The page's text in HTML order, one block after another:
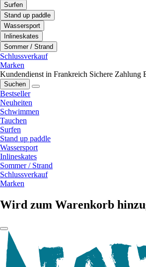
Surfen
Stand up paddle
Wassersport
Inlineskates
Sommer / Strand
Schlussverkauf
Marken
Kundendienst in Frankreich Sichere Zahlung
Suchen
Bestseller
Neuheiten
Schwimmen
Tauchen
Surfen
Stand up paddle
Wassersport
Inlineskates
Sommer / Strand
Schlussverkauf
Marken
Wird zum Warenkorb